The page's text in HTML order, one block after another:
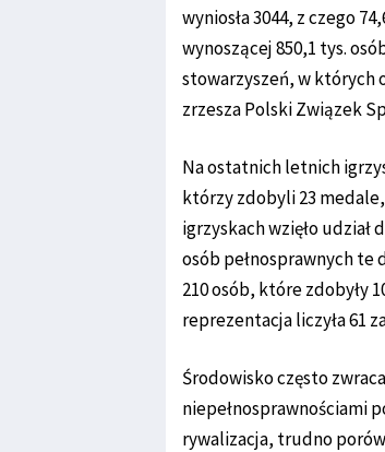
wyniosła 3044, z czego
wynoszącej 850,1 tys.
stowarzyszeń, w których
zrzesza Polski Związek
Na ostatnich letnich
którzy zdobyli 23
igrzyskach wzięło
osób pełnosprawnych te
210 osób, które zdobyły
reprezentacja liczyła 61
Środowisko często
niepełnosprawnościami
rywalizacja, trudno